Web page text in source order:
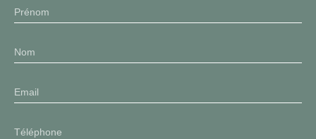
Prénom
Nom
Email
Téléphone